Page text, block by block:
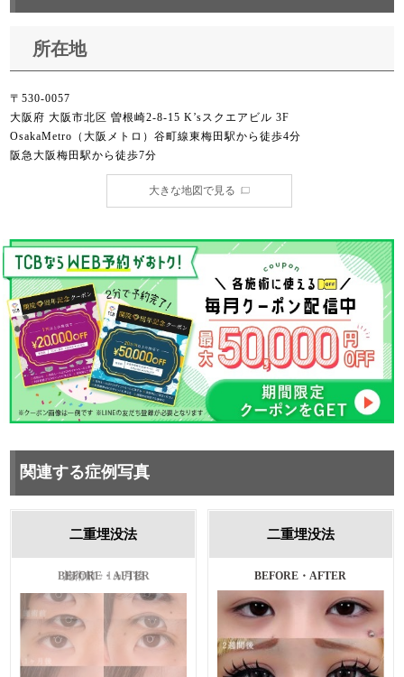
所在地
〒530-0057
大阪府 大阪市北区 曽根崎2-8-15 K’sスクエアビル 3F
OsakaMetro（大阪メトロ）谷町線東梅田駅から徒歩4分
阪急大阪梅田駅から徒歩7分
大きな地図で見る
関連する症例写真
二重埋没法
施術前・1ヵ月後
二重埋没法
BEFORE・AFTER